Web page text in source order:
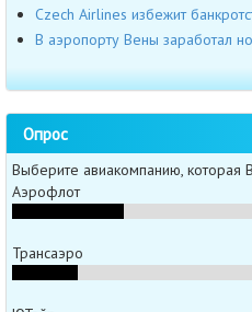
Czech Airlines избежит
В аэропорту Вены заработал
Опрос
Выберите авиакомпанию, которая
Аэрофлот
Трансаэро